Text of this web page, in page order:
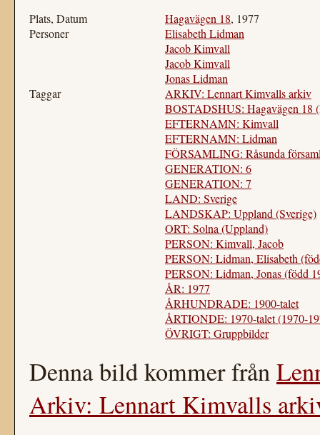
Plats, Datum Hagavägen 18, 1977
Personer
Elisabeth Lidman
Jacob Kimvall
Jacob Kimvall
Jonas Lidman
Taggar
ARKIV: Lennart Kimvalls arkiv
BOSTADSHUS: Hagavägen 18
EFTERNAMN: Kimvall
EFTERNAMN: Lidman
FÖRSAMLING: Råsunda
GENERATION: 6
GENERATION: 7
LAND: Sverige
LANDSKAP: Uppland (Sverige)
ORT: Solna (Uppland)
PERSON: Kimvall, Jacob
PERSON: Lidman, Elisabeth
PERSON: Lidman, Jonas (född
ÅR: 1977
ÅRHUNDRADE: 1900-talet
ÅRTIONDE: 1970-talet (1970-
ÖVRIGT: Gruppbilder
Denna bild kommer från
Arkiv: Lennart Kimvalls